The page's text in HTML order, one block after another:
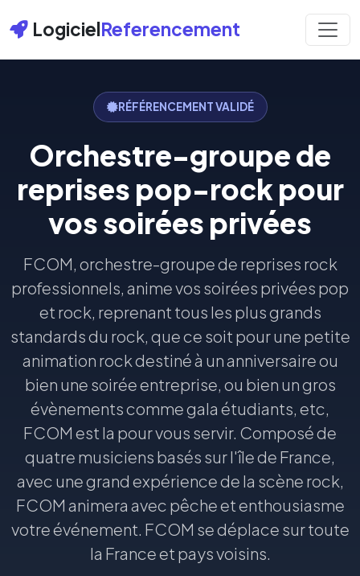
LogicielReferencement
RÉFÉRENCEMENT VALIDÉ
Orchestre-groupe de
reprises pop-rock pour
vos soirées privées
FCOM, orchestre-groupe de reprises rock
professionnels, anime vos soirées privées pop
et rock, reprenant tous les plus grands
standards du rock, que ce soit pour une petite
animation rock destiné à un anniversaire ou
bien une soirée entreprise, ou bien un gros
évènements comme gala étudiants, etc,
FCOM est la pour vous servir. Composé de
quatre musiciens basés sur l'île de France,
avec une grand expérience de la scène rock,
FCOM animera avec pêche et enthousiasme
votre événement. FCOM se déplace sur toute
la France et pays voisins.